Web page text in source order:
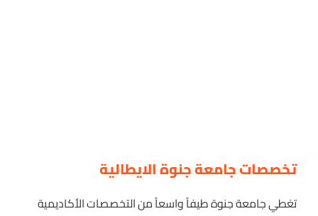
تخصصات جامعة جنوة الايطالية
تغطي جامعة جنوة طيفاً واسعاً من التخصصات الأكاديمية